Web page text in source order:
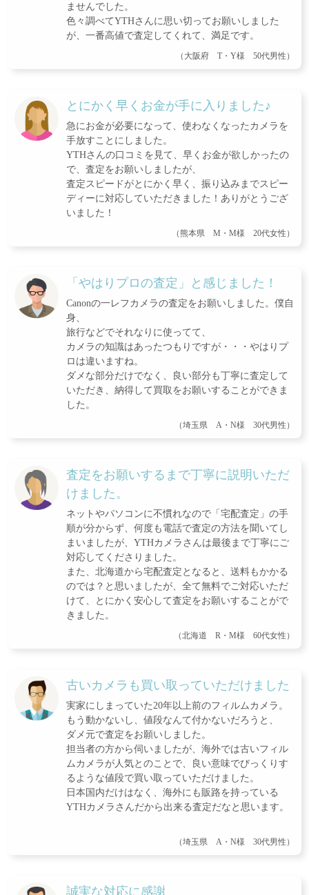
ませんでした。
色々調べてYTHさんに思い切ってお願いしました
が、一番高値で査定してくれて、満足です。
（大阪府 T・Y様 50代男性）
とにかく早くお金が手に入りました♪
急にお金が必要になって、使わなくなったカメラを
手放すことにしました。
YTHさんの口コミを見て、早くお金が欲しかったの
で、査定をお願いしましたが、
査定スピードがとにかく早く、振り込みまでスピー
ディーに対応していただきました！ありがとうござ
いました！
（熊本県 M・M様 20代女性）
「やはりプロの査定」と感じました！
Canonの一レフカメラの査定をお願いしました。僕自
身、
旅行などでそれなりに使ってて、
カメラの知識はあったつもりですが・・・やはりプ
ロは違いますね。
ダメな部分だけでなく、良い部分も丁寧に査定して
いただき、納得して買取をお願いすることができま
した。
（埼玉県 A・N様 30代男性）
査定をお願いするまで丁寧に説明いただ
けました。
ネットやパソコンに不慣れなので「宅配査定」の手
順が分からず、何度も電話で査定の方法を聞いてし
まいましたが、YTHカメラさんは最後まで丁寧にご
対応してくださりました。
また、北海道から宅配査定となると、送料もかかる
のでは？と思いましたが、全て無料でご対応いただ
けて、とにかく安心して査定をお願いすることがで
きました。
（北海道 R・M様 60代女性）
古いカメラも買い取っていただけました
実家にしまっていた20年以上前のフィルムカメラ。
もう動かないし、値段なんて付かないだろうと、
ダメ元で査定をお願いしました。
担当者の方から伺いましたが、海外では古いフィル
ムカメラが人気とのことで、良い意味でびっくりす
るような値段で買い取っていただけました。
日本国内だけはなく、海外にも販路を持っている
YTHカメラさんだから出来る査定だなと思います。
（埼玉県 A・N様 30代男性）
誠実な対応に感謝